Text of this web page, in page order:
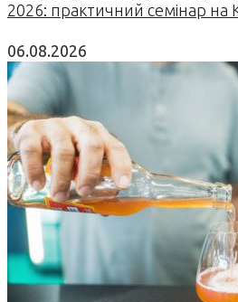
2026: практичний семінар на
06.08.2026